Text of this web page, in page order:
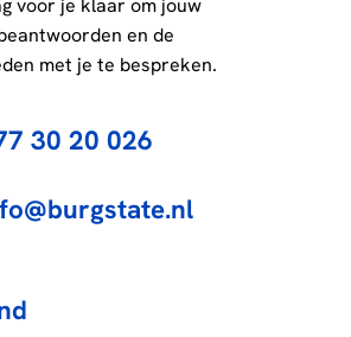
voor je klaar om jouw
en de
met je te bespreken.
30 20 026